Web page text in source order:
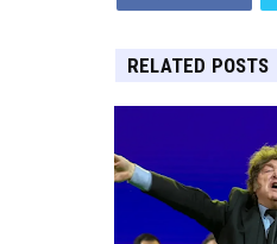
RELATED POSTS